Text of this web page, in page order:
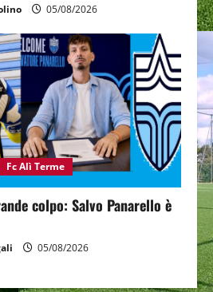
05/08/2026
Fc Alì Terme
colpo: Salvo Panarello è
05/08/2026